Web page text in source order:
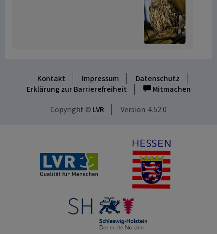
Kontakt Impressum
Datenschutz
Erklärung zur Barrierefreiheit
Mitmachen
Copyright © LVR Version: 4.52.0